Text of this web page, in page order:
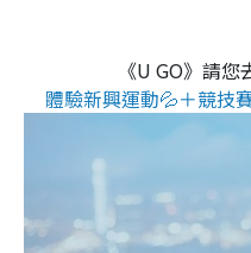
《U GO》請
體驗新興運動💦＋競技